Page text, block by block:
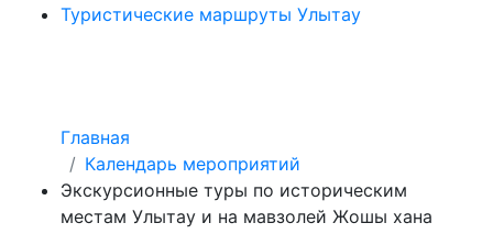
Туристические маршруты Улытау
Главная
Календарь мероприятий
Экскурсионные туры по историческим
местам Улытау и на мавзолей Жошы хана